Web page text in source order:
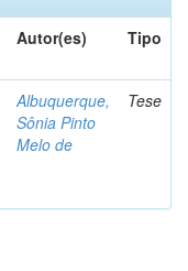
Autor(es) Tipo
Albuquerque,
Sônia Pinto
Melo de
Tese